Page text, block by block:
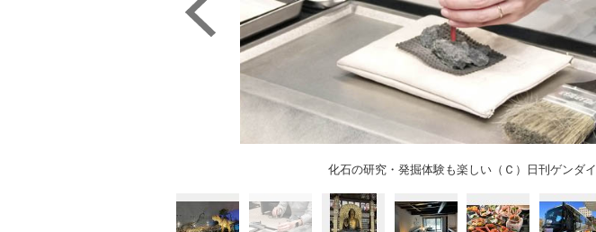
化石の研究・発掘体験も楽しい（Ｃ）日刊ゲンダイ